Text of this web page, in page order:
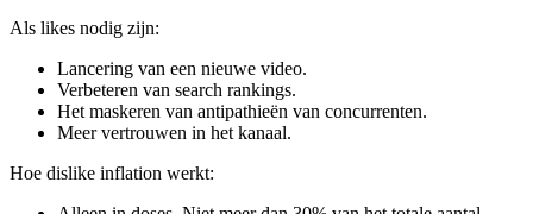
Als likes nodig zijn:
Lancering van een nieuwe video.
Verbeteren van search rankings.
Het maskeren van antipathieën van concurrenten.
Meer vertrouwen in het kanaal.
Hoe dislike inflation werkt: